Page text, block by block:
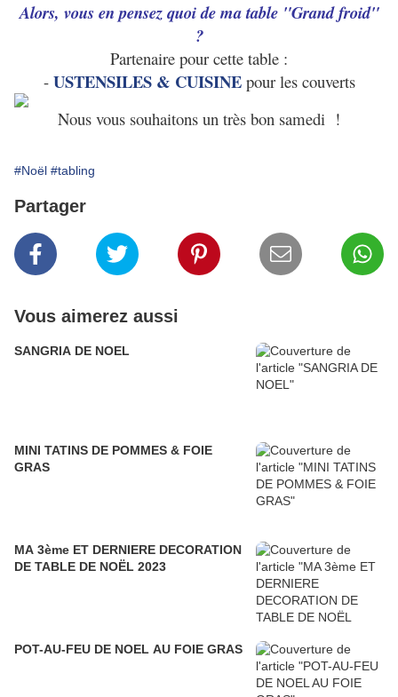
Alors, vous en pensez quoi de ma table "Grand froid"
?
Partenaire pour cette table :
- USTENSILES & CUISINE pour les couverts
Nous vous souhaitons un très bon samedi !
#Noël #tabling
Partager
Vous aimerez aussi
SANGRIA DE NOEL
MINI TATINS DE POMMES & FOIE
GRAS
MA 3ème ET DERNIERE DECORATION
DE TABLE DE NOËL 2023
POT-AU-FEU DE NOEL AU FOIE GRAS